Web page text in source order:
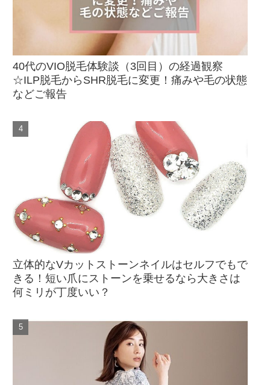
40代のVIO脱毛体験談（3回目）の経過観察
☆ILP脱毛からSHR脱毛に変更！痛みや毛の状態
などご報告
立体的なVカットストーンネイルはセルフでもで
きる！短い爪にストーンを乗せるなら大きさは
何ミリが丁度いい？